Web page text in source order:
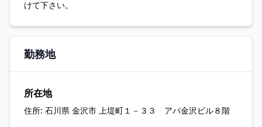
けて下さい。
勤務地
所在地
住所: 石川県 金沢市 上堤町１－３３ アパ金沢ビル８階